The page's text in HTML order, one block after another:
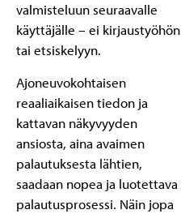
valmisteluun seuraavalle
käyttäjälle – ei kirjaustyöhön
tai etsiskelyyn.
Ajoneuvokohtaisen
reaaliaikaisen tiedon ja
kattavan näkyvyyden
ansiosta, aina avaimen
palautuksesta lähtien,
saadaan nopea ja luotettava
palautusprosessi. Näin jopa